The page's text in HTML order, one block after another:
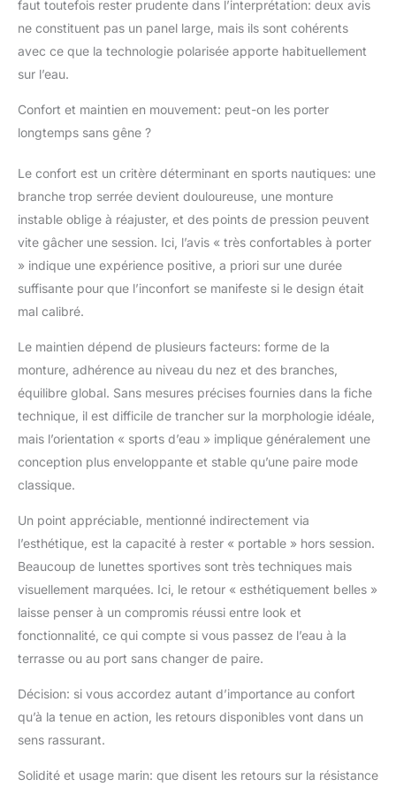
soucis. Capacité
flottante améliorée :
nous avons pris en
confrontés les
s'agit de maintenir
leurs lunettes de soleil
à flot. Avec nos
systèmes flottants
australien est fabriqué
avec un matériau léger
L’inclusion de
chambres à air dans les
capacité flottante.
Vision sans buée : la
buée peut persister
lorsque vous pratiquez
lunettes de soleil
anti-buée intégré à ces
lunettes de soleil
permet une ventilation
constante, évacuant
la formation de buée.
De plus, la lentille
le brouillard, la saleté et
la crasse, maintenant
long de vos aventures
faut toutefois rester prudente dans l’interprétation: deux avis
ne constituent pas un panel large, mais ils sont cohérents
avec ce que la technologie polarisée apporte habituellement
sur l’eau.
Confort et maintien en mouvement: peut-on les porter
longtemps sans gêne ?
Le confort est un critère déterminant en sports nautiques: une
branche trop serrée devient douloureuse, une monture
instable oblige à réajuster, et des points de pression peuvent
vite gâcher une session. Ici, l’avis « très confortables à porter
» indique une expérience positive, a priori sur une durée
suffisante pour que l’inconfort se manifeste si le design était
mal calibré.
Le maintien dépend de plusieurs facteurs: forme de la
monture, adhérence au niveau du nez et des branches,
équilibre global. Sans mesures précises fournies dans la fiche
technique, il est difficile de trancher sur la morphologie idéale,
mais l’orientation « sports d’eau » implique généralement une
conception plus enveloppante et stable qu’une paire mode
classique.
Un point appréciable, mentionné indirectement via
l’esthétique, est la capacité à rester « portable » hors session.
Beaucoup de lunettes sportives sont très techniques mais
visuellement marquées. Ici, le retour « esthétiquement belles »
laisse penser à un compromis réussi entre look et
fonctionnalité, ce qui compte si vous passez de l’eau à la
terrasse ou au port sans changer de paire.
Décision: si vous accordez autant d’importance au confort
qu’à la tenue en action, les retours disponibles vont dans un
sens rassurant.
Solidité et usage marin: que disent les retours sur la résistance